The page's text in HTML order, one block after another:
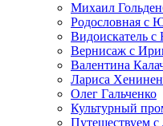
Михаил
Родословная с
Видоискатель
Вернисаж с
Валентина
Лариса Хенинен
Олег Гальченко
Культурный
Путешествуем